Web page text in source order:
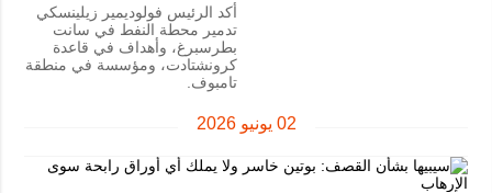
أكد الرئيس فولوديمير زيلينسكي
تدمير محطة النفط في سانت
بطرسبرغ، وأهداف في قاعدة
كرونشتادت، ومؤسسة في منطقة
تامبوف.
02 يونيو 2026